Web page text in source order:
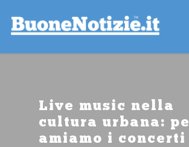
Live music nella
cultura urbana:
amiamo i
Go to mobile version